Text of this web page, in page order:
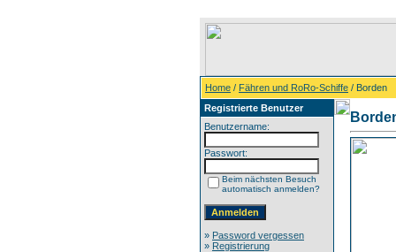
Home / Fähren und RoRo-Schiffe / Borden
Registrierte Benutzer
Benutzername:
Passwort:
Beim nächsten Besuch
automatisch anmelden?
» Password vergessen
» Registrierung